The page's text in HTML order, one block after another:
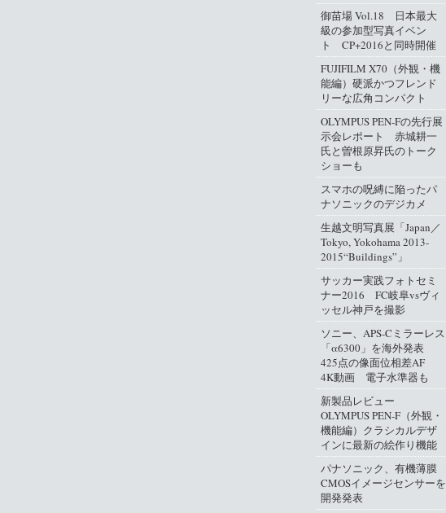
御苗場 Vol.18 日本最大
級の参加型写真イベン
ト CP+2016と同時開催
FUJIFILM X70（外観・機
能編）硬派かつフレンド
リーな広角コンパクト
OLYMPUS PEN-Fの先行展
示会レポート 赤城耕一
氏と曽根原昇氏のトーク
ショーも
スマホの呪縛に陥ったパ
ナソニックのデジカメ
生越文明写真展「Japan／
Tokyo, Yokohama 2013-
2015“Buildings”」
サッカー実践フォトセミ
ナー2016 FC岐阜vsヴィ
ッセル神戸を撮影
ソニー、APS-Cミラーレス
「α6300」を海外発表
425点の像面位相差AF
4K動画 電子水準器も
新製品レビュー
OLYMPUS PEN-F（外観・
機能編）クラシカルデザ
インに最新の絵作り機能
パナソニック、有機薄膜
CMOSイメージセンサーを
開発発表